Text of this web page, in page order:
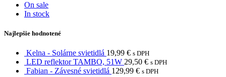
On sale
In stock
Najlepšie hodnotené
Kelna - Solárne svietidlá 19,99 € s DPH
LED reflektor TAMBO, 51W 29,50 € s DPH
Fabian - Závesné svietidlá 129,99 € s DPH